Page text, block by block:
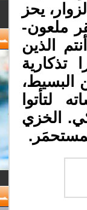
يحز
ملعون-
الذين
البسيط،
لتأتوا
الخزي